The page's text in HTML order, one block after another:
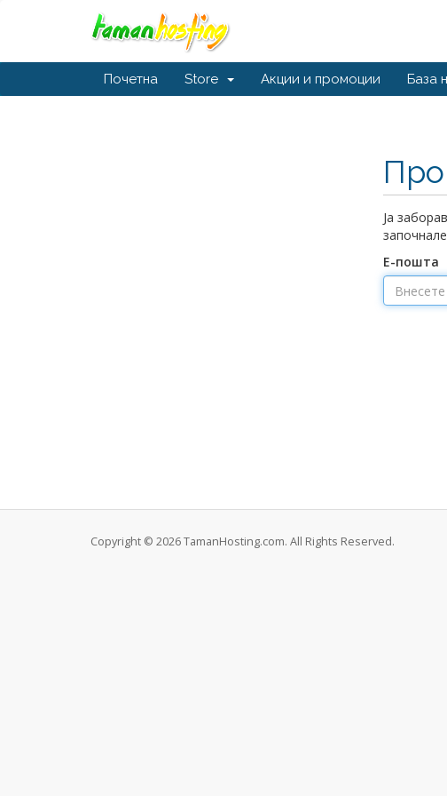
Почетна Store Акции и промоции База
Ја
Е-пошта
Copyright © 2026 TamanHosting.com. All Rights Reserved.